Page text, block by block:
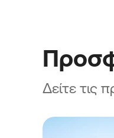
Δείτε τις